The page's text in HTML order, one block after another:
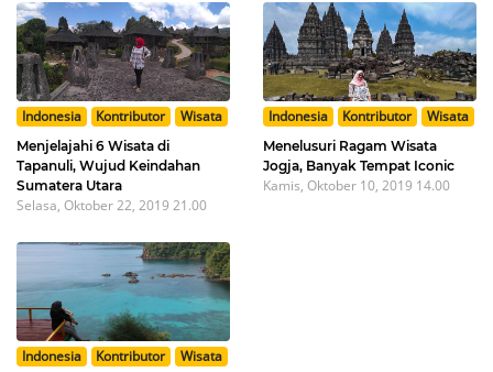
Indonesia Kontributor Wisata
Menjelajahi 6 Wisata di
Tapanuli, Wujud Keindahan
Sumatera Utara
Selasa, Oktober 22, 2019 21.00
Indonesia Kontributor Wisata
Menelusuri Ragam Wisata
Jogja, Banyak Tempat Iconic
Kamis, Oktober 10, 2019 14.00
Indonesia Kontributor Wisata